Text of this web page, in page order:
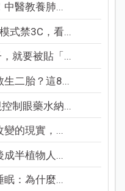
中醫教養肺...
式禁3C，看...
就要被貼「...
二胎？這8...
制眼藥水納...
變的現實，...
半植物人...
：為什麼...